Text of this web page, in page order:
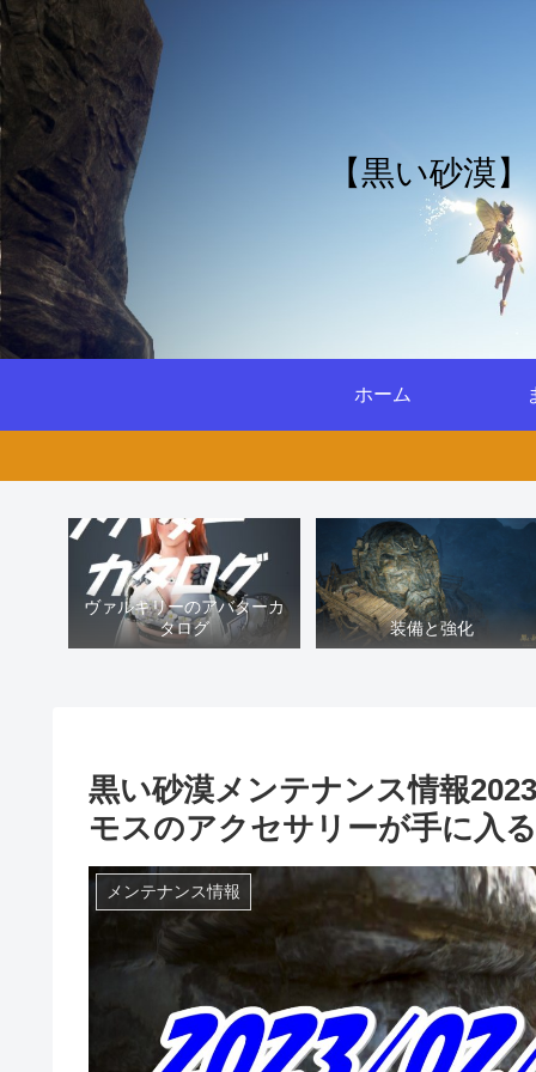
【黒い砂漠
ホーム
ヴァルキリーのアバターカ
タログ
装備と強化
黒い砂漠メンテナンス情報
モスのアクセサリーが手に入
メンテナンス情報